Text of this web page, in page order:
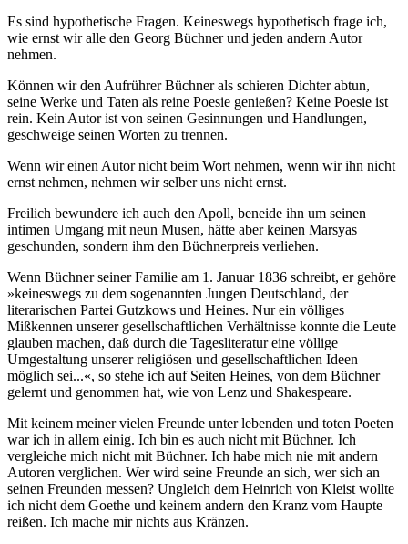
Es sind hypothetische Fragen. Keineswegs hypothetisch frage ich,
wie ernst wir alle den Georg Büchner und jeden andern Autor
nehmen.
Können wir den Aufrührer Büchner als schieren Dichter abtun,
seine Werke und Taten als reine Poesie genießen? Keine Poesie ist
rein. Kein Autor ist von seinen Gesinnungen und Handlungen,
geschweige seinen Worten zu trennen.
Wenn wir einen Autor nicht beim Wort nehmen, wenn wir ihn nicht
ernst nehmen, nehmen wir selber uns nicht ernst.
Freilich bewundere ich auch den Apoll, beneide ihn um seinen
intimen Umgang mit neun Musen, hätte aber keinen Marsyas
geschunden, sondern ihm den Büchnerpreis verliehen.
Wenn Büchner seiner Familie am 1. Januar 1836 schreibt, er gehöre
»keineswegs zu dem sogenannten Jungen Deutschland, der
literarischen Partei Gutzkows und Heines. Nur ein völliges
Mißkennen unserer gesellschaftlichen Verhältnisse konnte die Leute
glauben machen, daß durch die Tagesliteratur eine völlige
Umgestaltung unserer religiösen und gesellschaftlichen Ideen
möglich sei...«, so stehe ich auf Seiten Heines, von dem Büchner
gelernt und genommen hat, wie von Lenz und Shakespeare.
Mit keinem meiner vielen Freunde unter lebenden und toten Poeten
war ich in allem einig. Ich bin es auch nicht mit Büchner. Ich
vergleiche mich nicht mit Büchner. Ich habe mich nie mit andern
Autoren verglichen. Wer wird seine Freunde an sich, wer sich an
seinen Freunden messen? Ungleich dem Heinrich von Kleist wollte
ich nicht dem Goethe und keinem andern den Kranz vom Haupte
reißen. Ich mache mir nichts aus Kränzen.